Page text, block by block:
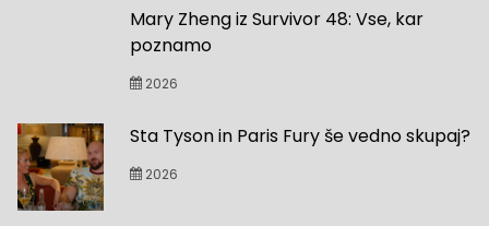
Mary Zheng iz Survivor 48: Vse, kar
poznamo
2026
Sta Tyson in Paris Fury še vedno skupaj?
2026